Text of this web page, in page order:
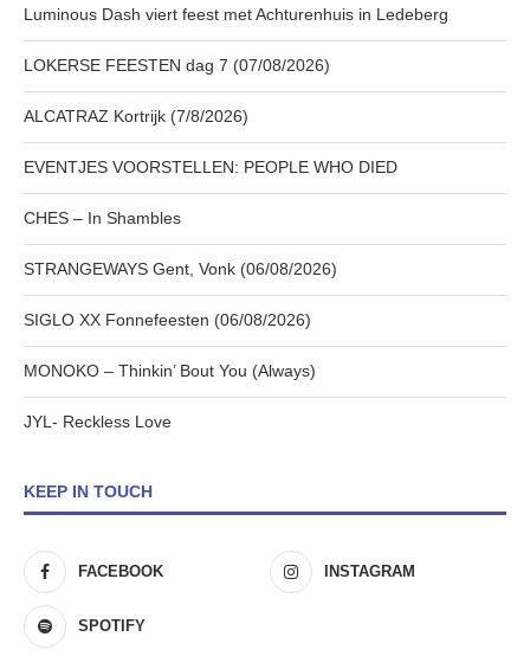
Luminous Dash viert feest met Achturenhuis in Ledeberg
LOKERSE FEESTEN dag 7 (07/08/2026)
ALCATRAZ Kortrijk (7/8/2026)
EVENTJES VOORSTELLEN: PEOPLE WHO DIED
CHES – In Shambles
STRANGEWAYS Gent, Vonk (06/08/2026)
SIGLO XX Fonnefeesten (06/08/2026)
MONOKO – Thinkin’ Bout You (Always)
JYL- Reckless Love
KEEP IN TOUCH
FACEBOOK INSTAGRAM
SPOTIFY